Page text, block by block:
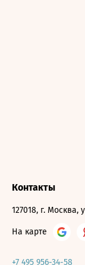
Контакты
127018, г. Москва,
На карте
+7 495 956-34-58